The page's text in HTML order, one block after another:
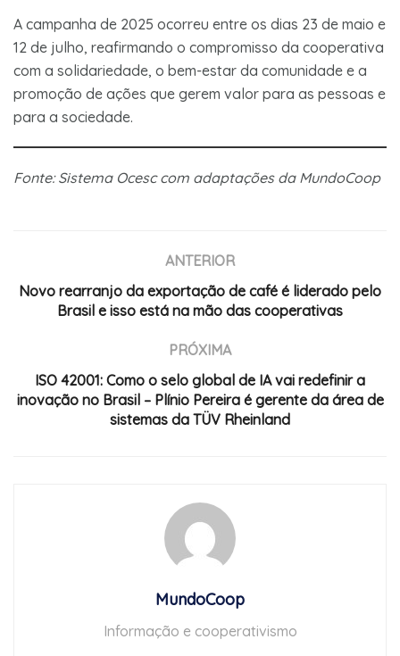
A campanha de 2025 ocorreu entre os dias 23 de maio e
12 de julho, reafirmando o compromisso da cooperativa
com a solidariedade, o bem-estar da comunidade e a
promoção de ações que gerem valor para as pessoas e
para a sociedade.
Fonte: Sistema Ocesc com adaptações da MundoCoop
ANTERIOR
Novo rearranjo da exportação de café é liderado pelo
Brasil e isso está na mão das cooperativas
PRÓXIMA
ISO 42001: Como o selo global de IA vai redefinir a
inovação no Brasil – Plínio Pereira é gerente da área de
sistemas da TÜV Rheinland
MundoCoop
Informação e cooperativismo